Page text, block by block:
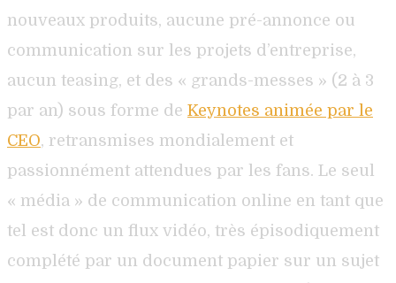
nouveaux produits, aucune pré-annonce ou
communication sur les projets d’entreprise,
aucun teasing, et des « grands-messes » (2 à 3
par an) sous forme de Keynotes animée par le
CEO, retransmises mondialement et
passionnément attendues par les fans. Le seul
« média » de communication online en tant que
tel est donc un flux vidéo, très épisodiquement
complété par un document papier sur un sujet